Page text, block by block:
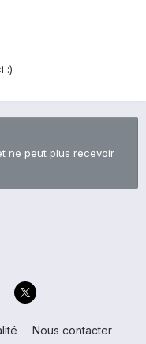
:)
ne peut plus recevoir
Nous contacter